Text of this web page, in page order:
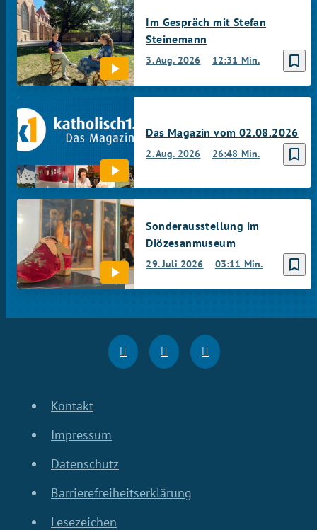
bookmark_border
3. Aug. 2026 12:31 Min.
Im Gespräch mit Stefan
Steinemann
bookmark_border
2. Aug. 2026 26:48 Min.
Das Magazin vom 02.08.2026
bookmark_border
29. Juli 2026 03:11 Min.
Sonderausstellung im
Diözesanmuseum
Kontakt
Impressum
Datenschutz
Barrierefreiheitserklärung
Lesezeichen